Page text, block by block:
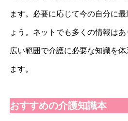
ます。必要に応じて今の自分に
ょう。ネットでも多くの情報は
広い範囲で介護に必要な知識を
ます。
おすすめの介護知識本